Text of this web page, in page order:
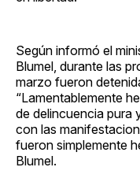
Según informó el
Blumel, durante las
marzo fueron
“Lamentablemente
de delincuencia pura
con las
fueron simplemente
Blumel.